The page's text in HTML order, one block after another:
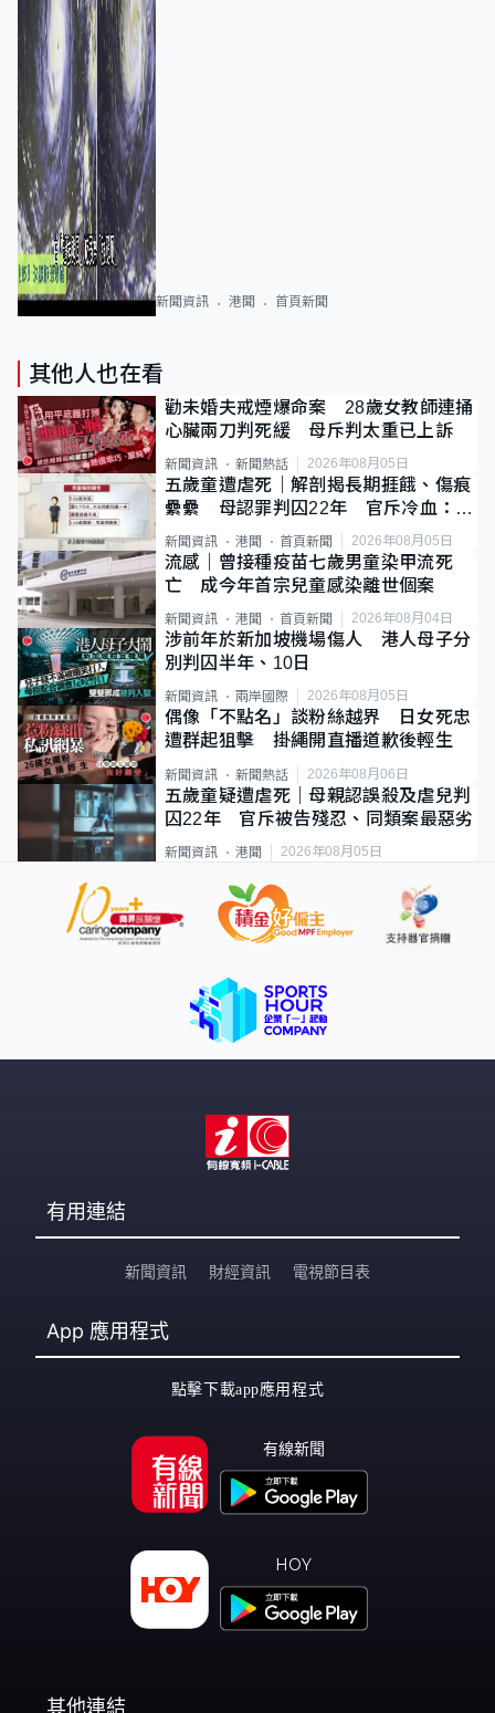
新聞資訊 港聞 首頁新聞
其他人也在看
勸未婚夫戒煙爆命案 28歲女教師連捅
心臟兩刀判死緩 母斥判太重已上訴
新聞資訊 新聞熱話 2026年08月05日
五歲童遭虐死｜解剖揭長期捱餓、傷痕
纍纍 母認罪判囚22年 官斥冷血：同
類案最惡劣
新聞資訊 港聞 首頁新聞 2026年08月05日
流感｜曾接種疫苗七歲男童染甲流死
亡 成今年首宗兒童感染離世個案
新聞資訊 港聞 首頁新聞 2026年08月04日
涉前年於新加坡機場傷人 港人母子分
別判囚半年、10日
新聞資訊 兩岸國際 2026年08月05日
偶像「不點名」談粉絲越界 日女死忠
遭群起狙擊 掛繩開直播道歉後輕生
新聞資訊 新聞熱話 2026年08月06日
五歲童疑遭虐死｜母親認誤殺及虐兒判
囚22年 官斥被告殘忍、同類案最惡劣
新聞資訊 港聞 2026年08月05日
有用連結
新聞資訊 財經資訊 電視節目表
App 應用程式
點擊下載app應用程式
有線新聞
HOY
其他連結